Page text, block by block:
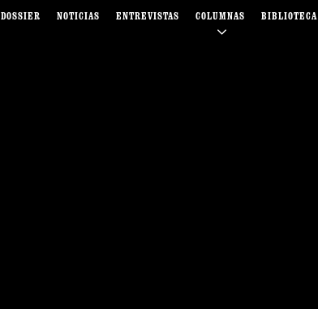
DOSSIER NOTICIAS ENTREVISTAS COLUMNAS BIBLIOTECA